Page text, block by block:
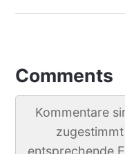
Comments
Kommentare
entsprechende